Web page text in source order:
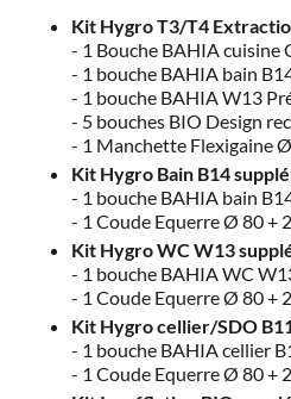
Kit Hygro T3/T4
1 Bouche BAHIA
1 bouche BAHIA bain
1 bouche BAHIA W13
5 bouches BIO Design
1 Manchette Flexigaine
Kit Hygro Bain B14
1 bouche BAHIA bain
1 Coude Equerre Ø 80 +
Kit Hygro WC W13
1 bouche BAHIA WC
1 Coude Equerre Ø 80 +
Kit Hygro cellier/SDO
1 bouche BAHIA cellier
1 Coude Equerre Ø 80 +